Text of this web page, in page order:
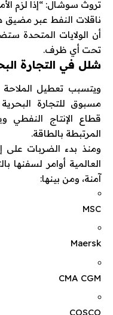
تروث سوشال: “إذا لزم
ناقلات النفط عبر
أن الولايات المتحدة
تحت أي ظرف.
شلل في التجارة
ويتسبب تعطيل
مسبوق للتجارة
قطاع الإنتاج النفطي
المرتبطة بالطاقة.
ومنذ بدء الضربات
العالمية أوامر لسفنها
آمنة، ومن بينها:
MSC
Maersk
CMA CGM
COSCO